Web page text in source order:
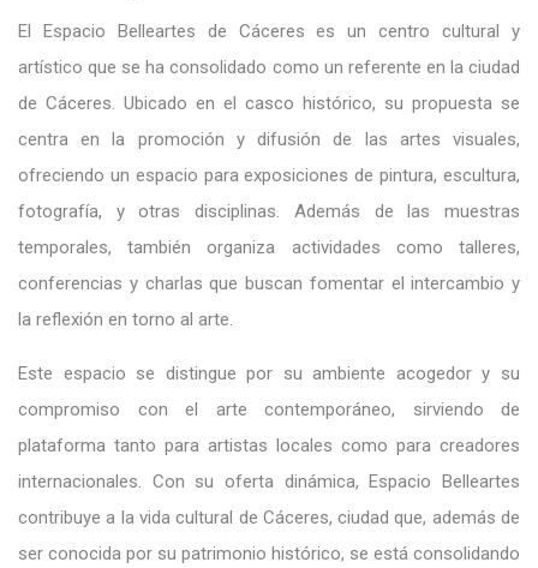
El Espacio Belleartes de Cáceres es un centro cultural y
artístico que se ha consolidado como un referente en la ciudad
de Cáceres. Ubicado en el casco histórico, su propuesta se
centra en la promoción y difusión de las artes visuales,
ofreciendo un espacio para exposiciones de pintura, escultura,
fotografía, y otras disciplinas. Además de las muestras
temporales, también organiza actividades como talleres,
conferencias y charlas que buscan fomentar el intercambio y
la reflexión en torno al arte.
Este espacio se distingue por su ambiente acogedor y su
compromiso con el arte contemporáneo, sirviendo de
plataforma tanto para artistas locales como para creadores
internacionales. Con su oferta dinámica, Espacio Belleartes
contribuye a la vida cultural de Cáceres, ciudad que, además de
ser conocida por su patrimonio histórico, se está consolidando